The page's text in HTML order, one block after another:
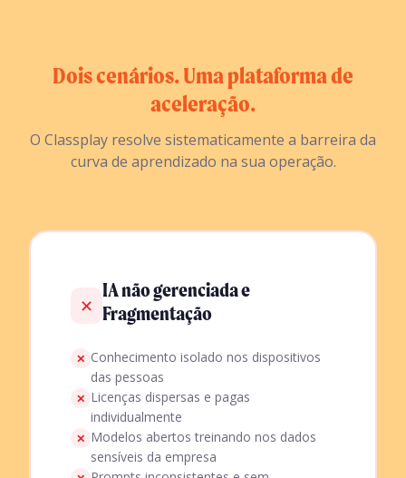
Dois cenários. Uma plataforma de
aceleração.
O Classplay resolve sistematicamente a barreira da
curva de aprendizado na sua operação.
✕
IA não gerenciada e
Fragmentação
✕ Conhecimento isolado nos dispositivos
das pessoas
✕ Licenças dispersas e pagas
individualmente
✕ Modelos abertos treinando nos dados
sensíveis da empresa